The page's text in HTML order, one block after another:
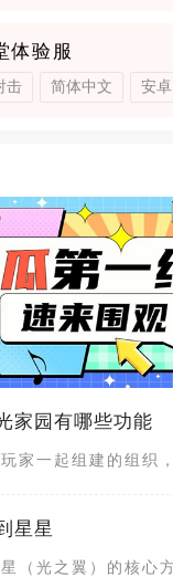
体验服
击 简体中文 安卓
家园有哪些功能
星星